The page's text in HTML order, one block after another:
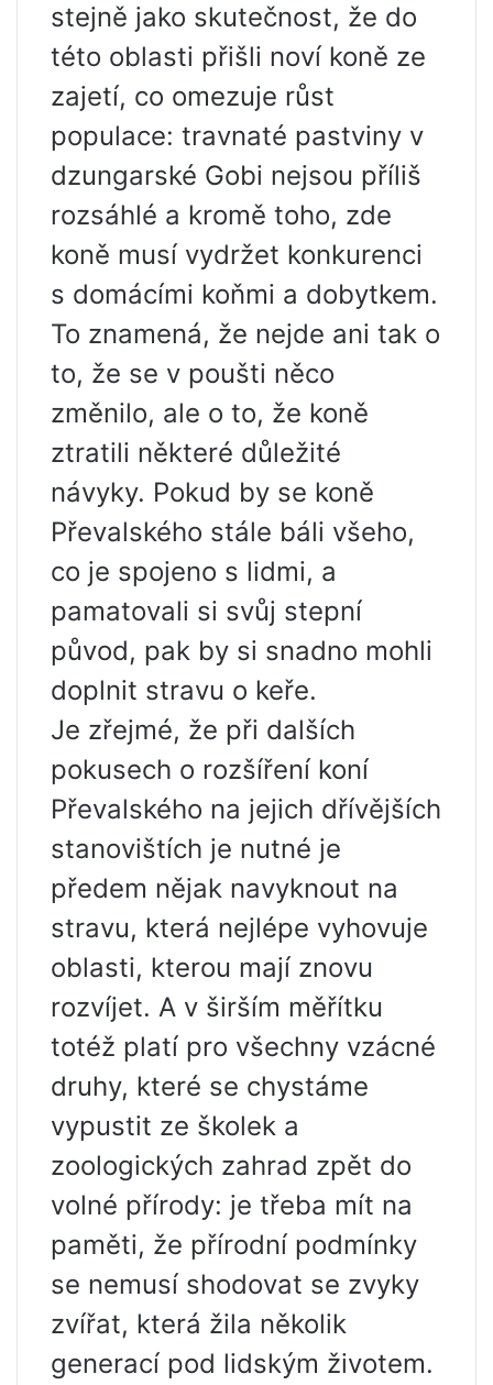
stejně jako skutečnost, že do
této oblasti přišli noví koně ze
zajetí, co omezuje růst
populace: travnaté pastviny v
dzungarské Gobi nejsou příliš
rozsáhlé a kromě toho, zde
koně musí vydržet konkurenci
s domácími koňmi a dobytkem.
To znamená, že nejde ani tak o
to, že se v poušti něco
změnilo, ale o to, že koně
ztratili některé důležité
návyky. Pokud by se koně
Převalského stále báli všeho,
co je spojeno s lidmi, a
pamatovali si svůj stepní
původ, pak by si snadno mohli
doplnit stravu o keře.
Je zřejmé, že při dalších
pokusech o rozšíření koní
Převalského na jejich dřívějších
stanovištích je nutné je
předem nějak navyknout na
stravu, která nejlépe vyhovuje
oblasti, kterou mají znovu
rozvíjet. A v širším měřítku
totéž platí pro všechny vzácné
druhy, které se chystáme
vypustit ze školek a
zoologických zahrad zpět do
volné přírody: je třeba mít na
paměti, že přírodní podmínky
se nemusí shodovat se zvyky
zvířat, která žila několik
generací pod lidským životem.